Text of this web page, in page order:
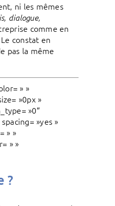
ni les mêmes
dialogue,
comme en
constat en
pas la même
» »
»0px »
»0″
»yes »
» »
» »
?